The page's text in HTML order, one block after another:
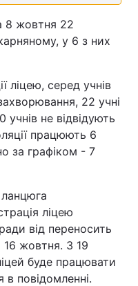
8 жовтня 22
у 6 з них
ліцею, серед учнів
22 учні
не відвідують
працюють 6
за графіком - 7
ліцею
від переносить
16 жовтня. З 19
буде працювати
в повідомленні.